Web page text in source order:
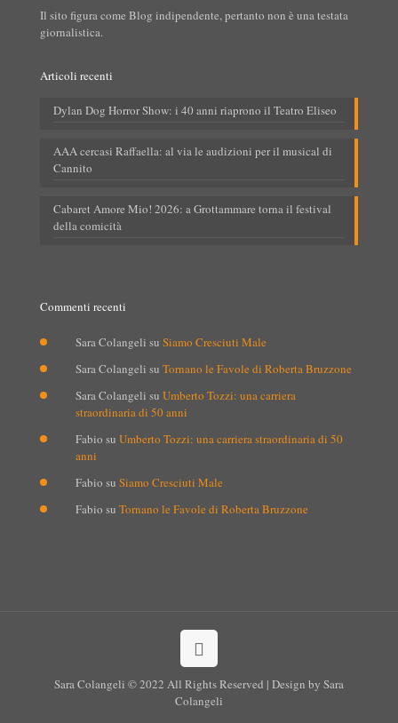
Il sito figura come Blog indipendente, pertanto non è una testata
giornalistica.
Articoli recenti
Dylan Dog Horror Show: i 40 anni riaprono il Teatro Eliseo
AAA cercasi Raffaella: al via le audizioni per il musical di
Cannito
Cabaret Amore Mio! 2026: a Grottammare torna il festival
della comicità
Commenti recenti
Sara Colangeli su Siamo Cresciuti Male
Sara Colangeli su Tornano le Favole di Roberta Bruzzone
Sara Colangeli su Umberto Tozzi: una carriera
straordinaria di 50 anni
Fabio su Umberto Tozzi: una carriera straordinaria di 50
anni
Fabio su Siamo Cresciuti Male
Fabio su Tornano le Favole di Roberta Bruzzone
Sara Colangeli © 2022 All Rights Reserved | Design by Sara
Colangeli